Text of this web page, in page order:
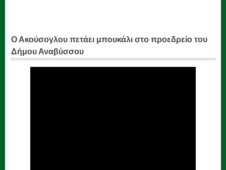
Ο Ακούσογλου πετάει μπουκάλι στο προεδρείο του
Δήμου Αναβύσσου